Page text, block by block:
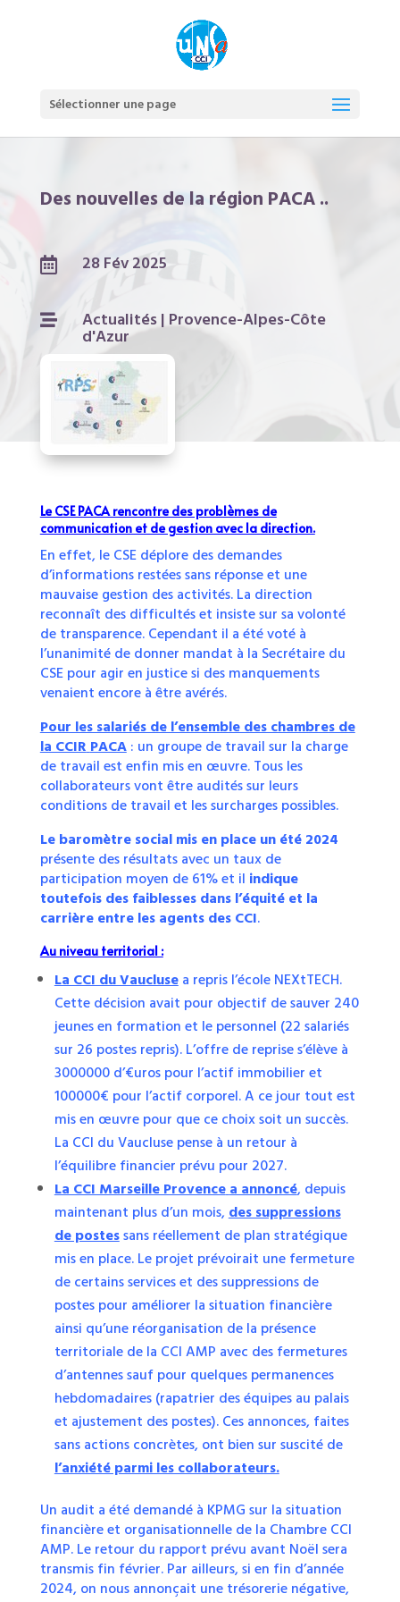
Sélectionner une page
Des nouvelles de la région PACA ..
 28 Fév 2025
 Actualités| Provence-Alpes-Côte
d'Azur
Le CSE PACA rencontre des problèmes de
communication et de gestion avec la direction.
En effet, le CSE déplore des demandes
d’informations restées sans réponse et une
mauvaise gestion des activités. La direction
reconnaît des difficultés et insiste sur sa volonté
de transparence. Cependant il a été voté à
l’unanimité de donner mandat à la Secrétaire du
CSE pour agir en justice si des manquements
venaient encore à être avérés.
Pour les salariés de l’ensemble des chambres de
la CCIRPACA: un groupe de travail sur la charge
de travail est enfin mis en œuvre. Tous les
collaborateurs vont être audités sur leurs
conditions de travail et les surcharges possibles.
Le baromètre social mis en place un été 2024
présente des résultats avec un taux de
participation moyen de 61% et il indique
toutefois des faiblesses dans l’équité et la
carrière entre les agents des CCI.
Au niveau territorial :
La CCI du Vauclusea repris l’école NEXtTECH.
Cette décision avait pour objectif de sauver 240
jeunes en formation et le personnel (22 salariés
sur 26 postes repris). L’offre de reprise s’élève à
3000000 d’€uros pour l’actif immobilier et
100000€ pour l’actif corporel. A ce jour tout est
mis en œuvre pour que ce choix soit un succès.
La CCI du Vaucluse pense à un retour à
l’équilibre financier prévu pour 2027.
La CCI Marseille Provencea annoncé, depuis
maintenant plus d’un mois,des suppressions
de postessans réellement de plan stratégique
mis en place. Le projet prévoirait une fermeture
de certains services et des suppressions de
postes pour améliorer la situation financière
ainsi qu’une réorganisation de la présence
territoriale de la CCI AMP avec des fermetures
d’antennes sauf pour quelques permanences
hebdomadaires (rapatrier des équipes au palais
et ajustement des postes). Ces annonces, faites
sans actions concrètes, ont bien sur suscité de
l’anxiété parmi les collaborateurs.
Un audit a été demandé à KPMG sur la situation
financière et organisationnelle de la Chambre CCI
AMP. Le retour du rapport prévu avant Noël sera
transmis fin février. Par ailleurs, si en fin d’année
2024, on nous annonçait une trésorerie négative,